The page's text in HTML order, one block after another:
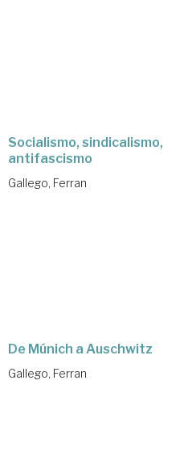
Socialismo, sindicalismo,
antifascismo
Gallego, Ferran
De Múnich a Auschwitz
Gallego, Ferran